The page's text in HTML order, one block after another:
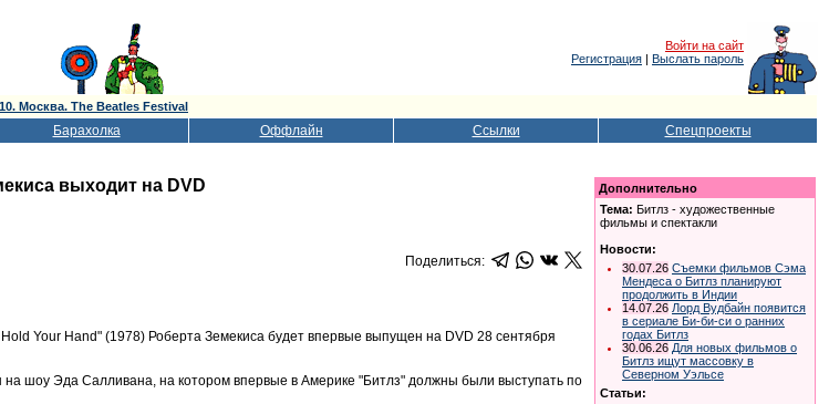
Войти на сайт
Регистрация | Выслать пароль
Москва. The Beatles Festival
Барахолка Оффлайн Ссылки Спецпроекты
выходит на DVD
Поделиться:
Your Hand" (1978) Роберта Земекиса будет впервые выпущен на DVD 28 сентября
шоу Эда Салливана, на котором впервые в Америке "Битлз" должны были выступать по
Дополнительно
Тема: Битлз - художественные
фильмы и спектакли
Новости:
30.07.26 Съемки фильмов Сэма
Мендеса о Битлз планируют
продолжить в Индии
14.07.26 Лорд Вудбайн появится
в сериале Би-би-си о ранних
годах Битлз
30.06.26 Для новых фильмов о
Битлз ищут массовку в
Северном Уэльсе
Статьи: